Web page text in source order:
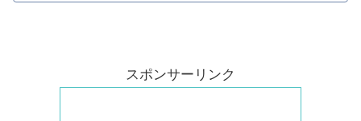
スポンサーリンク